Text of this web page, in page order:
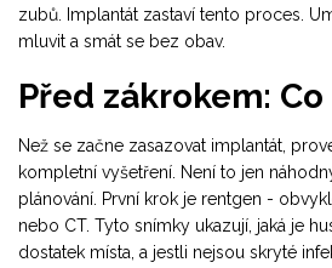
zubů. Implantát zastaví tento proces.
mluvit a smát se bez obav.
Před zákrokem:
Než se začne zasazovat implantát,
kompletní vyšetření. Není to jen
plánování. První krok je rentgen -
nebo CT. Tyto snímky ukazují, jaká je
dostatek místa, a jestli nejsou skryté